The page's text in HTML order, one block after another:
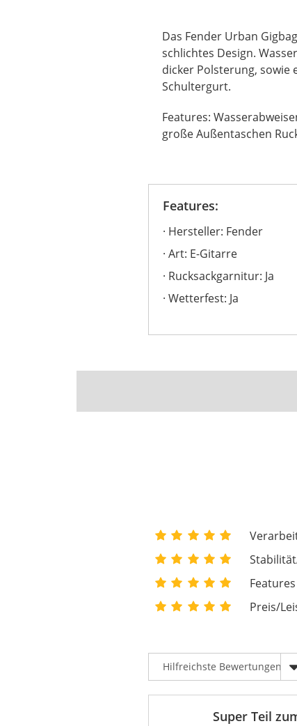
Das Fender Urban
schlichtes Design.
dicker Polsterung, sowie
Schultergurt.
Features:
große Außentaschen
Features:
Hersteller: Fender
Art: E-Gitarre
Rucksackgarnitur: Ja
Wetterfest: Ja
Preis/
Super Teil